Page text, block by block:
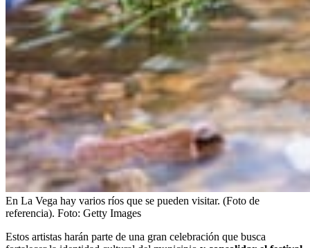
En La Vega hay varios ríos que se pueden visitar. (Foto de
referencia). Foto: Getty Images
Estos artistas harán parte de una gran celebración que busca